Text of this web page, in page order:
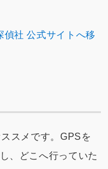
偵社 公式サイトへ移
スメです。GPSを
、どこへ行っていた